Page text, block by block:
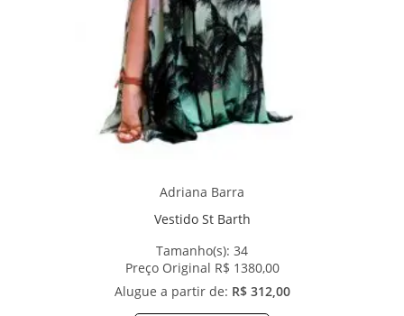
Adriana Barra
Vestido St Barth
Tamanho(s): 34
Preço Original R$ 1380,00
Alugue a partir de: R$ 312,00